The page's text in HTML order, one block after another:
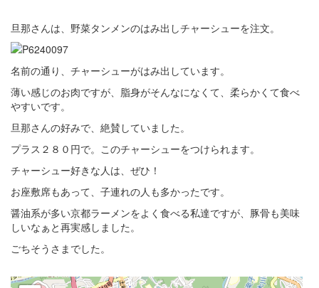
旦那さんは、野菜タンメンのはみ出しチャーシューを注文。
名前の通り、チャーシューがはみ出しています。
薄い感じのお肉ですが、脂身がそんなになくて、柔らかくて食べ
やすいです。
旦那さんの好みで、絶賛していました。
プラス２８０円で。このチャーシューをつけられます。
チャーシュー好きな人は、ぜひ！
お座敷席もあって、子連れの人も多かったです。
醤油系が多い京都ラーメンをよく食べる私達ですが、豚骨も美味
しいなぁと再実感しました。
ごちそうさまでした。